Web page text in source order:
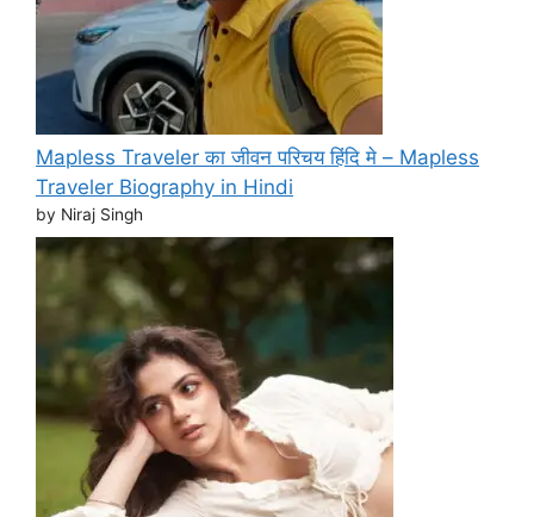
Mapless Traveler का जीवन परिचय हिंदि मे – Mapless
Traveler Biography in Hindi
by Niraj Singh